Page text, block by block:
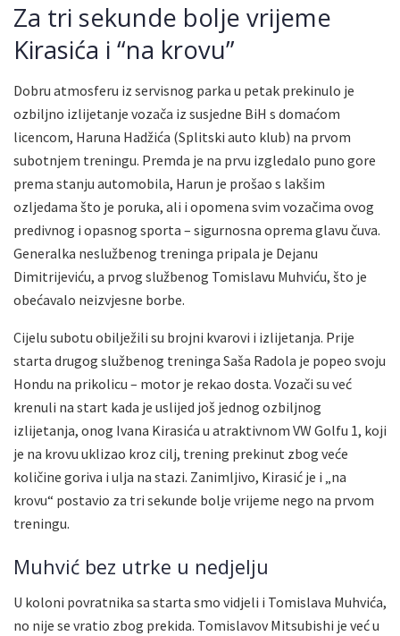
Za tri sekunde bolje vrijeme
Kirasića i “na krovu”
Dobru atmosferu iz servisnog parka u petak prekinulo je
ozbiljno izlijetanje vozača iz susjedne BiH s domaćom
licencom, Haruna Hadžića (Splitski auto klub) na prvom
subotnjem treningu. Premda je na prvu izgledalo puno gore
prema stanju automobila, Harun je prošao s lakšim
ozljedama što je poruka, ali i opomena svim vozačima ovog
predivnog i opasnog sporta – sigurnosna oprema glavu čuva.
Generalka neslužbenog treninga pripala je Dejanu
Dimitrijeviću, a prvog službenog Tomislavu Muhviću, što je
obećavalo neizvjesne borbe.
Cijelu subotu obilježili su brojni kvarovi i izlijetanja. Prije
starta drugog službenog treninga Saša Radola je popeo svoju
Hondu na prikolicu – motor je rekao dosta. Vozači su već
krenuli na start kada je uslijed još jednog ozbiljnog
izlijetanja, onog Ivana Kirasića u atraktivnom VW Golfu 1, koji
je na krovu uklizao kroz cilj, trening prekinut zbog veće
količine goriva i ulja na stazi. Zanimljivo, Kirasić je i „na
krovu“ postavio za tri sekunde bolje vrijeme nego na prvom
treningu.
Muhvić bez utrke u nedjelju
U koloni povratnika sa starta smo vidjeli i Tomislava Muhvića,
no nije se vratio zbog prekida. Tomislavov Mitsubishi je već u